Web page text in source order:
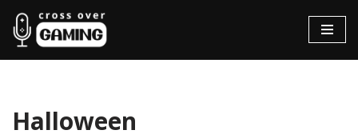
Hopp
til
Halloween